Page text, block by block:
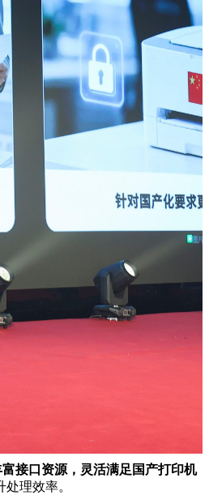
接口资源，灵活满足国产打印机
理效率。